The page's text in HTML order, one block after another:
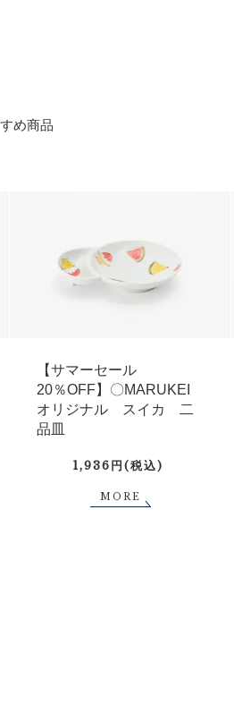
め商品
【サマーセール
20％OFF】〇MARUKEI
オリジナル スイカ 二
品皿
1,936円(税込)
MORE